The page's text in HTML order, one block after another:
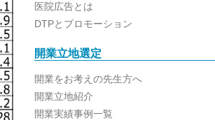
医院広告とは
DTPとプロモーション
開業立地選定
開業をお考えの先生方へ
開業立地紹介
開業実績事例一覧